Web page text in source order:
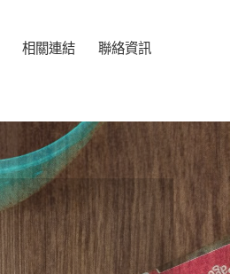
相關連結 聯絡資訊